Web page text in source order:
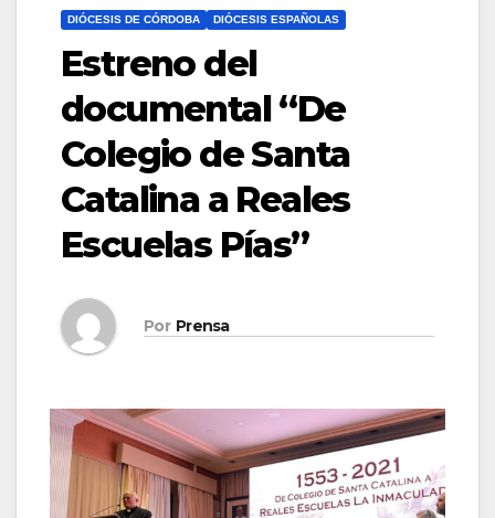
DIÓCESIS DE CÓRDOBA DIÓCESIS ESPAÑOLAS
Estreno del
documental “De
Colegio de Santa
Catalina a Reales
Escuelas Pías”
Por Prensa